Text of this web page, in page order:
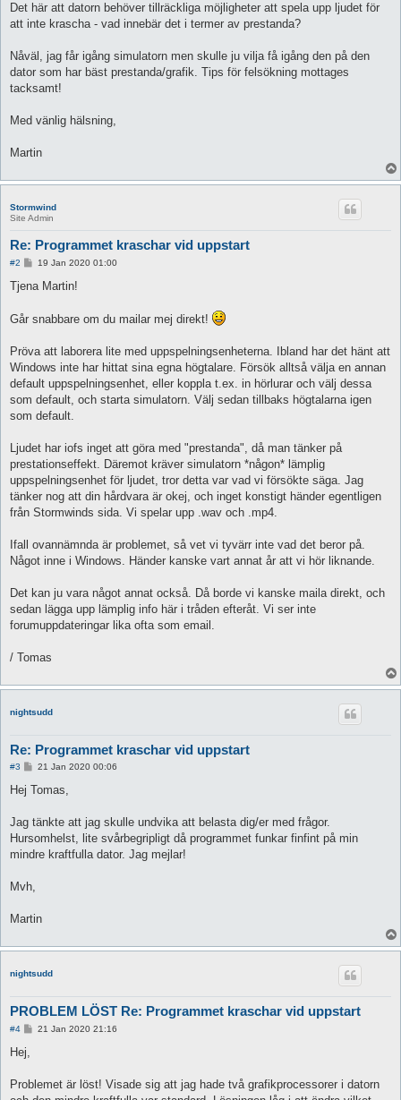
Det här att datorn behöver tillräckliga möjligheter att spela upp ljudet för
att inte krascha - vad innebär det i termer av prestanda?
Nåväl, jag får igång simulatorn men skulle ju vilja få igång den på den
dator som har bäst prestanda/grafik. Tips för felsökning mottages
tacksamt!
Med vänlig hälsning,
Martin
Stormwind
Site Admin
Re: Programmet kraschar vid uppstart
#2
P
s
19 Jan 2020 01:00
Tjena Martin!
Går snabbare om du mailar mej direkt!
Pröva att laborera lite med uppspelningsenheterna. Ibland har det hänt att
Windows inte har hittat sina egna högtalare. Försök alltså välja en annan
default uppspelningsenhet, eller koppla t.ex. in hörlurar och välj dessa
som default, och starta simulatorn. Välj sedan tillbaks högtalarna igen
som default.
Ljudet har iofs inget att göra med "prestanda", då man tänker på
prestationseffekt. Däremot kräver simulatorn *någon* lämplig
uppspelningsenhet för ljudet, tror detta var vad vi försökte säga. Jag
tänker nog att din hårdvara är okej, och inget konstigt händer egentligen
från Stormwinds sida. Vi spelar upp .wav och .mp4.
Ifall ovannämnda är problemet, så vet vi tyvärr inte vad det beror på.
Något inne i Windows. Händer kanske vart annat år att vi hör liknande.
Det kan ju vara något annat också. Då borde vi kanske maila direkt, och
sedan lägga upp lämplig info här i tråden efteråt. Vi ser inte
forumuppdateringar lika ofta som email.
/ Tomas
nightsudd
Re: Programmet kraschar vid uppstart
#3
P
s
21 Jan 2020 00:06
Hej Tomas,
Jag tänkte att jag skulle undvika att belasta dig/er med frågor.
Hursomhelst, lite svårbegripligt då programmet funkar finfint på min
mindre kraftfulla dator. Jag mejlar!
Mvh,
Martin
nightsudd
PROBLEM LÖST Re: Programmet kraschar vid uppstart
#4
P21 Jan 2020 21:16
Hej,
Problemet är löst! Visade sig att jag hade två grafikprocessorer i datorn